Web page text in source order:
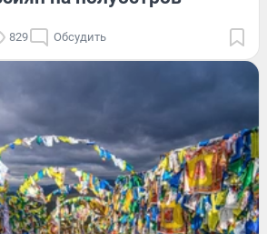
829 Обсудить